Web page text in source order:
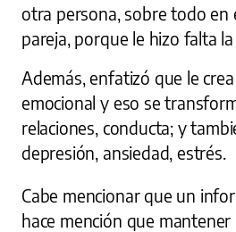
otra persona, sobre todo en
pareja, porque le hizo falta
Además, enfatizó que le
emocional y eso se
relaciones, conducta; y
depresión, ansiedad, estrés.
Cabe mencionar que un
hace mención que mantener